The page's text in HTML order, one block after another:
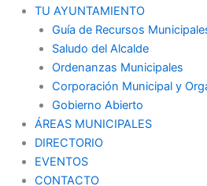
TU AYUNTAMIENTO
Guía de Recursos
Saludo del Alcalde
Ordenanzas Municipales
Corporación Municipal y
Gobierno Abierto
ÁREAS MUNICIPALES
DIRECTORIO
EVENTOS
CONTACTO